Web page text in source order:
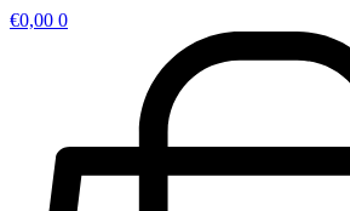
€0,00 0